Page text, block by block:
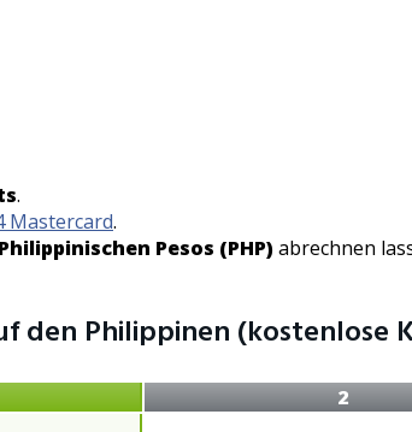
.
Mastercard.
Philippinischen Pesos (PHP) abrechnen
den Philippinen
2